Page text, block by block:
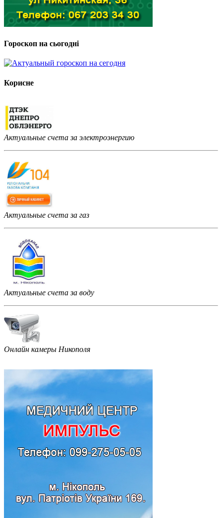
Гороскоп на сьогодні
Корисне
Актуальные счета за электроэнергию
Актуальные счета за газ
Актуальные счета за воду
Онлайн камеры Никополя